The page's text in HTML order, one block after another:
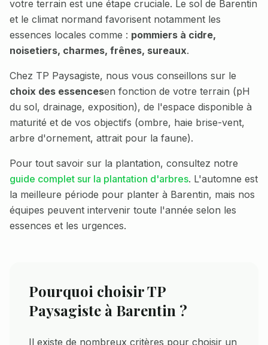
votre terrain est une étape cruciale. Le sol de Barentin
et le climat normand favorisent notamment les
essences locales comme : pommiers à cidre,
noisetiers, charmes, frênes, sureaux.
Chez TP Paysagiste, nous vous conseillons sur le
choix des essencesen fonction de votre terrain (pH
du sol, drainage, exposition), de l'espace disponible à
maturité et de vos objectifs (ombre, haie brise-vent,
arbre d'ornement, attrait pour la faune).
Pour tout savoir sur la plantation, consultez notre
guide complet sur la plantation d'arbres. L'automne est
la meilleure période pour planter à Barentin, mais nos
équipes peuvent intervenir toute l'année selon les
essences et les urgences.
Pourquoi choisir TP
Paysagiste à Barentin ?
Il existe de nombreux critères pour choisir un